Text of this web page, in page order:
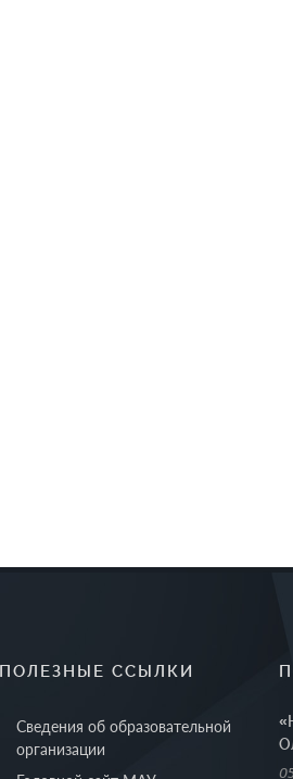
ПОЛЕЗНЫЕ ССЫЛКИ
Сведения об образовательной
организации